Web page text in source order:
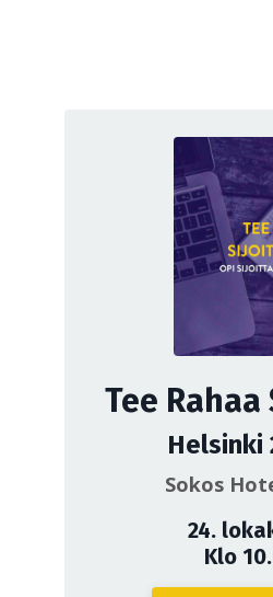
Tee
Helsinki
Sokos
24.
Klo